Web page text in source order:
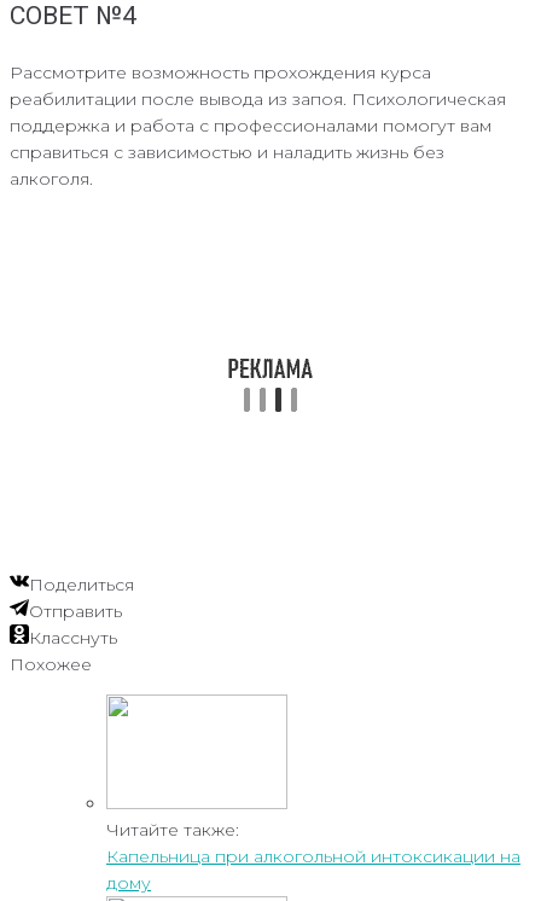
СОВЕТ №4
Рассмотрите возможность прохождения курса
реабилитации после вывода из запоя. Психологическая
поддержка и работа с профессионалами помогут вам
справиться с зависимостью и наладить жизнь без
алкоголя.
Поделиться
Отправить
Класснуть
Похожее
Читайте также:
Капельница при алкогольной интоксикации на
дому